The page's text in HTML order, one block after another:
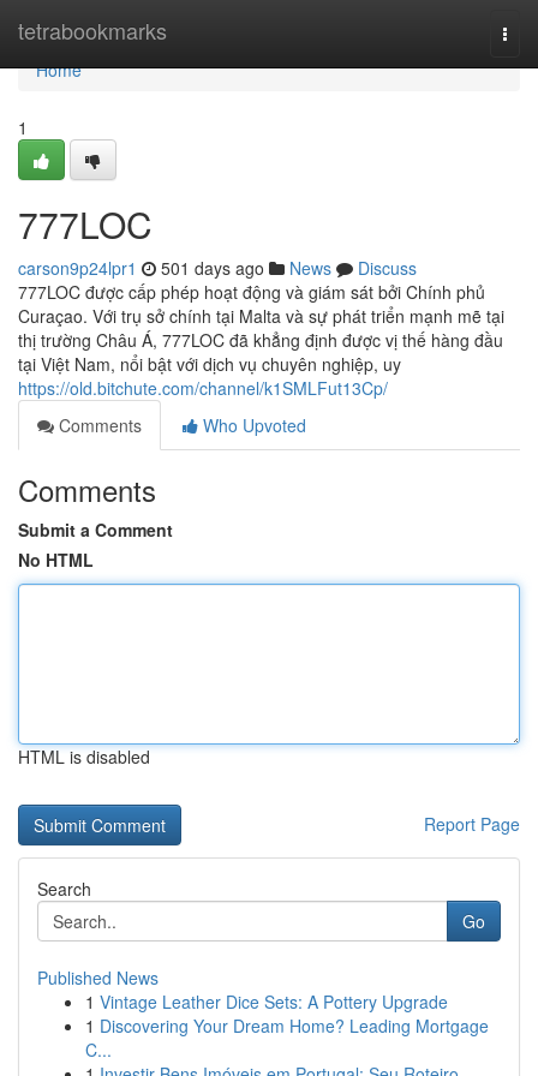
tetrabookmarks
Home
Home
1
777LOC
carson9p24lpr1 501 days ago News
Discuss
777LOC được cấp phép hoạt động và giám sát bởi Chính phủ
Curaçao. Với trụ sở chính tại Malta và sự phát triển mạnh mẽ tại
thị trường Châu Á, 777LOC đã khẳng định được vị thế hàng đầu
tại Việt Nam, nổi bật với dịch vụ chuyên nghiệp, uy
https://old.bitchute.com/channel/k1SMLFut13Cp/
Comments
Who Upvoted
Comments
Submit a Comment
No HTML
HTML is disabled
Report Page
Search
Go
Published News
1 Vintage Leather Dice Sets: A Pottery Upgrade
1 Discovering Your Dream Home? Leading Mortgage
C...